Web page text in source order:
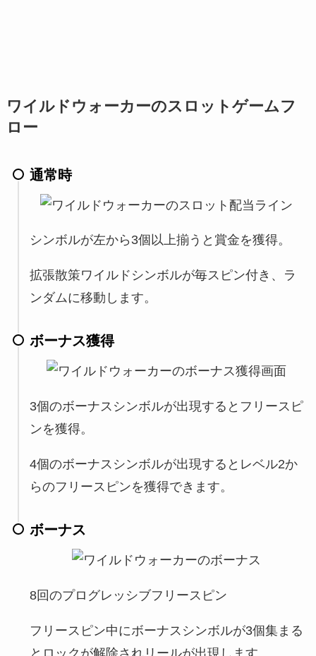
ワイルドウォーカーのスロットゲームフ
ロー
通常時
シンボルが左から3個以上揃うと賞金を獲得。
拡張散策ワイルドシンボルが毎スピン付き、ラ
ンダムに移動します。
ボーナス獲得
3個のボーナスシンボルが出現するとフリースピ
ンを獲得。
4個のボーナスシンボルが出現するとレベル2か
らのフリースピンを獲得できます。
ボーナス
8回のプログレッシブフリースピン
フリースピン中にボーナスシンボルが3個集まる
とロックが解除されリールが出現します。